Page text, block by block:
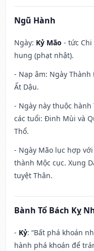
Ngũ Hành
Ngày: Kỷ Mão - tức Chi
hung (phạt nhật).
- Nạp âm: Ngày Thành
Ất Dậu.
- Ngày này thuộc
các tuổi: Đinh Mùi và
Thổ.
- Ngày Mão lục hợp
thành Mộc cục. Xung
tuyệt Thân.
Bành Tổ Bách Kỵ
- Kỷ: “Bất phá khoán
hành phá khoán để